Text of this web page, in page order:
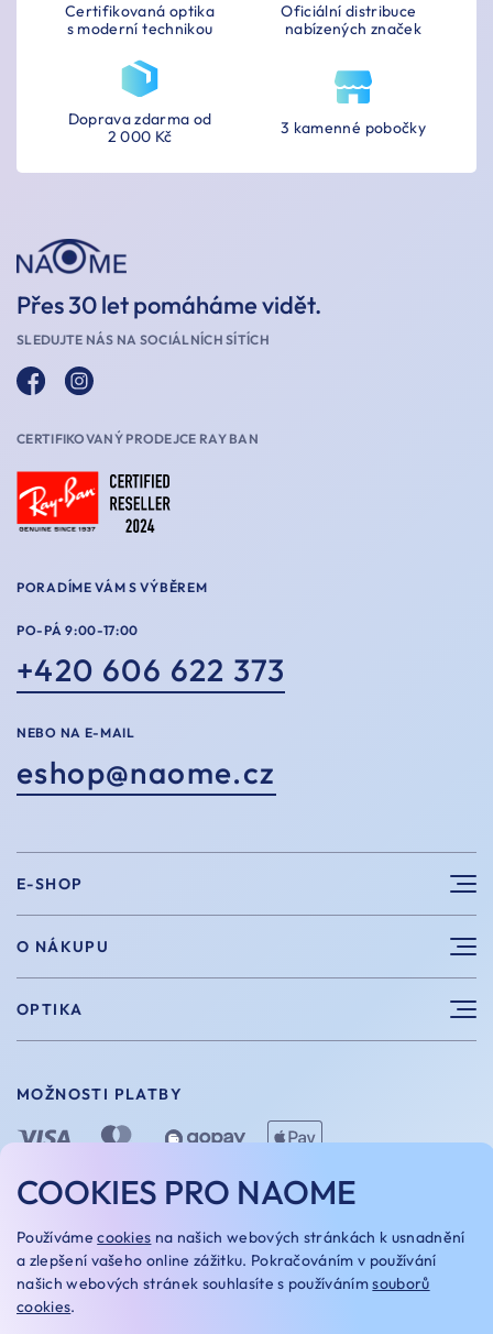
Certifikovaná optika
s moderní technikou
Oficiální distribuce
nabízených značek
3 kamenné pobočky
Doprava zdarma od
2 000 Kč
Přes 30 let pomáháme vidět.
SLEDUJTE NÁS NA SOCIÁLNÍCH SÍTÍCH
CERTIFIKOVANÝ PRODEJCE RAY BAN
PORADÍME VÁM S VÝBĚREM
PO-PÁ 9:00-17:00
+420 606 622 373
NEBO NA E-MAIL
eshop@naome.cz
E-SHOP
Sluneční brýle
Sportovní brýle
Vintage brýle
Doplňky
Dárkové poukazy
O NÁKUPU
Velikosti
Vrácení a výměna
Doprava a platba
Naome+
OPTIKA
O nás
Naše optiky
Kariera
MOŽNOSTI PLATBY
MOŽNOSTI DOPRAVY
COOKIES PRO NAOME
Používámecookies na našich webových stránkách k usnadnění
a zlepšení vašeho online zážitku. Pokračováním v používání
našich webových stránek souhlasíte s používánímsouborů
cookies.